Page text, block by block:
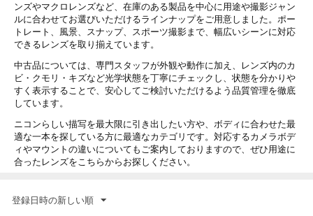
ンズやマクロレンズなど、在庫のある製品を中心に用途や撮影ジャン
ルに合わせてお選びいただけるラインナップをご用意しました。ポー
トレート、風景、スナップ、スポーツ撮影まで、幅広いシーンに対応
できるレンズを取り揃えています。
中古品については、専門スタッフが外観や動作に加え、レンズ内のカ
ビ・クモリ・キズなど光学状態を丁寧にチェックし、状態を分かりや
すく表示することで、安心してご検討いただけるよう品質管理を徹底
しています。
ニコンらしい描写を最大限に引き出したい方や、ボディに合わせた最
適な一本を探している方に最適なカテゴリです。対応するカメラボデ
ィやマウントの違いについてもご案内しておりますので、ぜひ用途に
合ったレンズをこちらからお探しください。
登録日時の新しい順